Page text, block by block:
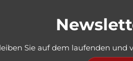
Sie auf dem laufenden und